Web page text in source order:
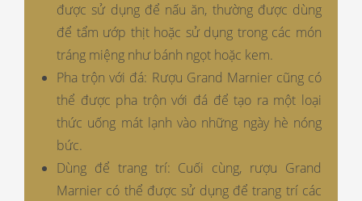
được sử dụng để nấu ăn, thường được dùng
để tẩm ướp thịt hoặc sử dụng trong các món
tráng miệng như bánh ngọt hoặc kem.
Pha trộn với đá: Rượu Grand Marnier cũng có
thể được pha trộn với đá để tạo ra một loại
thức uống mát lạnh vào những ngày hè nóng
bức.
Dùng để trang trí: Cuối cùng, rượu Grand
Marnier có thể được sử dụng để trang trí các